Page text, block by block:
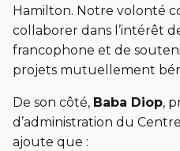
Hamilton. Notre volonté
collaborer dans l’intérêt
francophone et de
projets mutuellement
De son côté, Baba Diop,
d’administration du
ajoute que :